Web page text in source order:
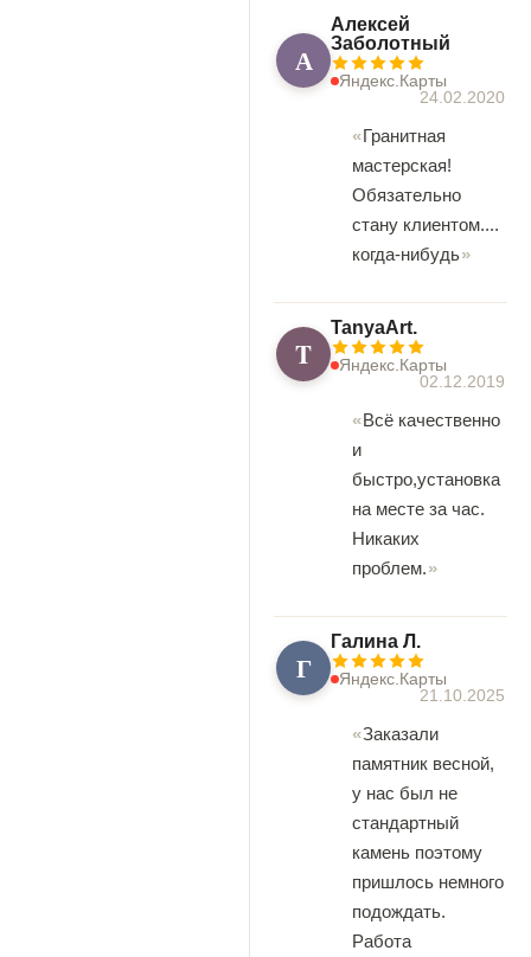
А
Алексей
Заболотный
Яндекс.Карты
24.02.2020
Гранитная
мастерская!
Обязательно
стану клиентом....
когда-нибудь
T
TanyaArt.
Яндекс.Карты
02.12.2019
Всё качественно
и
быстро,установка
на месте за час.
Никаких
проблем.
Г
Галина Л.
Яндекс.Карты
21.10.2025
Заказали
памятник весной,
у нас был не
стандартный
камень поэтому
пришлось немного
подождать.
Работа